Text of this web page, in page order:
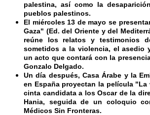
palestina, así como la
pueblos palestinos.
El miércoles 13 de mayo se
Gaza" (Ed. del Oriente y del
reúne los relatos y testimonios
sometidos a la violencia, el asedio
un acto que contará con la
Gonzalo Delgado.
Un día después, Casa Árabe y la
en España proyectan la película "La
cinta candidata a los Oscar de la
Hania, seguida de un coloquio
Médicos Sin Fronteras.